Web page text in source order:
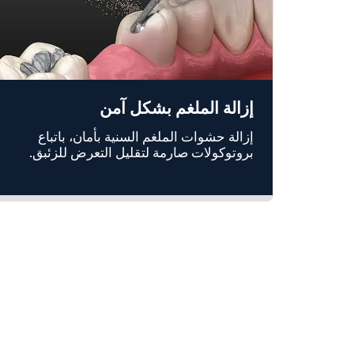
إزالة الملغم بشكل آمن
إزالة حشوات الملغم السنية بأمان، باتباع
بروتوكولات صارمة لتقليل التعرض للزئبق.